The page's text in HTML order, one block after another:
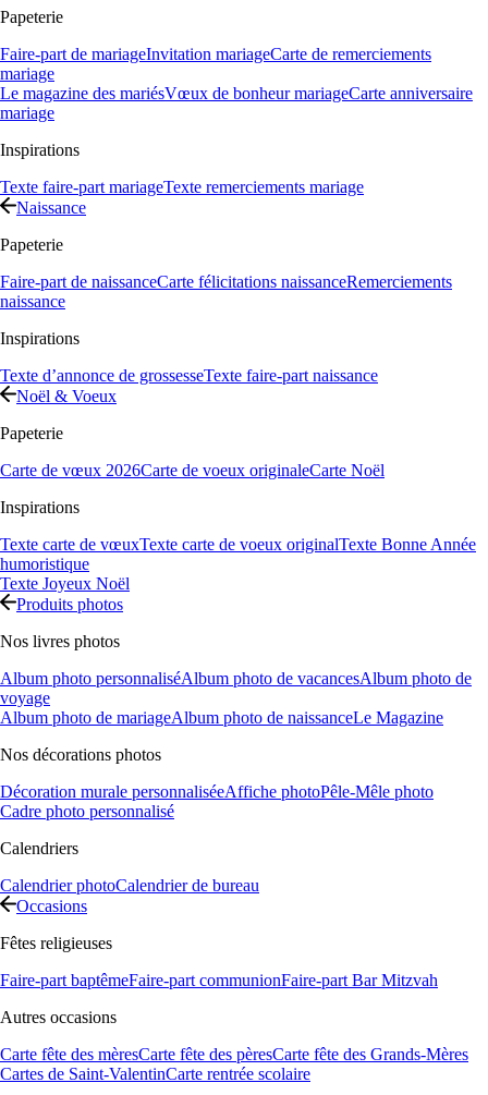
Papeterie
Faire-part de mariageInvitation mariageCarte de remerciements
mariage
Le magazine des mariésVœux de bonheur mariageCarte anniversaire
mariage
Inspirations
Texte faire-part mariageTexte remerciements mariage
Naissance
Papeterie
Faire-part de naissanceCarte félicitations naissanceRemerciements
naissance
Inspirations
Texte d’annonce de grossesseTexte faire-part naissance
Noël & Voeux
Papeterie
Carte de vœux 2026Carte de voeux originaleCarte Noël
Inspirations
Texte carte de vœuxTexte carte de voeux originalTexte Bonne Année
humoristique
Texte Joyeux Noël
Produits photos
Nos livres photos
Album photo personnaliséAlbum photo de vacancesAlbum photo de
voyage
Album photo de mariageAlbum photo de naissanceLe Magazine
Nos décorations photos
Décoration murale personnaliséeAffiche photoPêle-Mêle photo
Cadre photo personnalisé
Calendriers
Calendrier photoCalendrier de bureau
Occasions
Fêtes religieuses
Faire-part baptêmeFaire-part communionFaire-part Bar Mitzvah
Autres occasions
Carte fête des mèresCarte fête des pèresCarte fête des Grands-Mères
Cartes de Saint-ValentinCarte rentrée scolaire